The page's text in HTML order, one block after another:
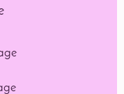
Massage
Massage